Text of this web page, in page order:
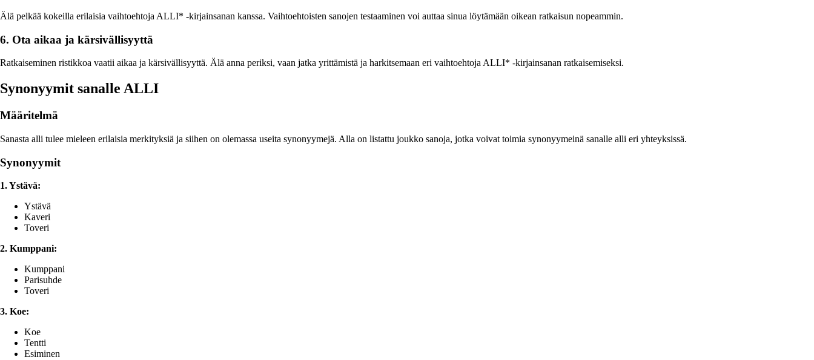
Älä pelkää kokeilla erilaisia vaihtoehtoja ALLI* -kirjainsanan kanssa. Vaihtoehtoisten sanojen testaaminen voi auttaa sinua löytämään oikean ratkaisun nopeammin.
6. Ota aikaa ja kärsivällisyyttä
Ratkaiseminen ristikkoa vaatii aikaa ja kärsivällisyyttä. Älä anna periksi, vaan jatka yrittämistä ja harkitsemaan eri vaihtoehtoja ALLI* -kirjainsanan ratkaisemiseksi.
Synonyymit sanalle ALLI
Määritelmä
Sanasta alli tulee mieleen erilaisia ​​merkityksiä ja siihen on olemassa useita synonyymejä. Alla on listattu joukko sanoja, jotka voivat toimia synonyymeinä sanalle alli eri yhteyksissä.
Synonyymit
1. Ystävä:
Ystävä
Kaveri
Toveri
2. Kumppani:
Kumppani
Parisuhde
Toveri
3. Koe:
Koe
Tentti
Esiminen